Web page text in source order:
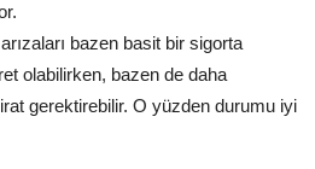
bazen basit bir sigorta
olabilirken, bazen de daha
gerektirebilir. O yüzden durumu iyi